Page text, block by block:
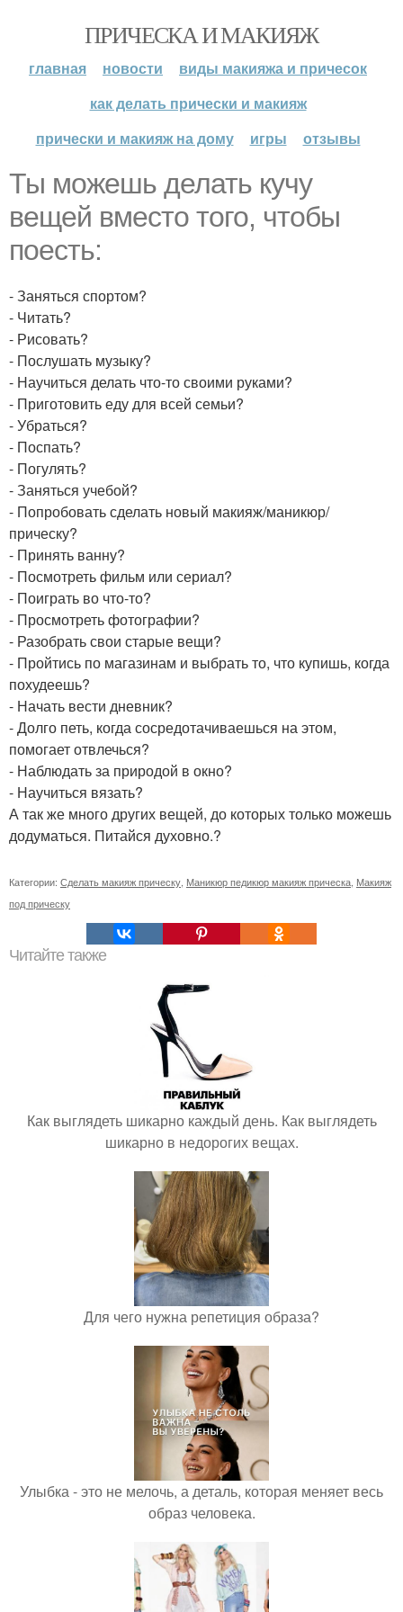
ПРИЧЕСКА И МАКИЯЖ
главная новости
виды макияжа и причесок
как делать прически и макияж
прически и макияж на дому
игры отзывы
Ты можешь делать кучу
вещей вместо того, чтобы
поесть:
- Заняться спортом?
- Читать?
- Рисовать?
- Послушать музыку?
- Научиться делать что-то своими руками?
- Приготовить еду для всей семьи?
- Убраться?
- Поспать?
- Погулять?
- Заняться учебой?
- Попробовать сделать новый макияж/маникюр/
прическу?
- Принять ванну?
- Посмотреть фильм или сериал?
- Поиграть во что-то?
- Просмотреть фотографии?
- Разобрать свои старые вещи?
- Пройтись по магазинам и выбрать то, что купишь, когда
похудеешь?
- Начать вести дневник?
- Долго петь, когда сосредотачиваешься на этом,
помогает отвлечься?
- Наблюдать за природой в окно?
- Научиться вязать?
А так же много других вещей, до которых только можешь
додуматься. Питайся духовно.?
Категории: Сделать макияж прическу Маникюр педикюр макияж прическа Макияж
под прическу
Читайте также
Как выглядеть шикарно каждый день. Как выглядеть
шикарно в недорогих вещах.
Для чего нужна репетиция образа?
Улыбка - это не мелочь, а деталь, которая меняет весь
образ человека.